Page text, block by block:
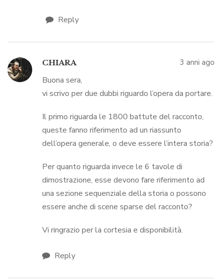
Reply
CHIARA 3 anni ago
Buona sera,
vi scrivo per due dubbi riguardo l’opera da portare.
Il primo riguarda le 1800 battute del racconto,
queste fanno riferimento ad un riassunto
dell’opera generale, o deve essere l’intera storia?
Per quanto riguarda invece le 6 tavole di
dimostrazione, esse devono fare riferimento ad
una sezione sequenziale della storia o possono
essere anche di scene sparse del racconto?
Vi ringrazio per la cortesia e disponibilità.
Reply